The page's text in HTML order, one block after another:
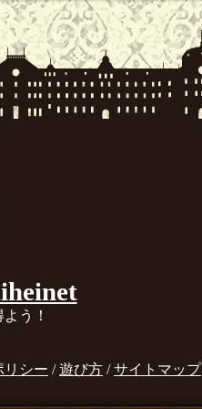
う！
リシー /遊び方 /サイトマップ